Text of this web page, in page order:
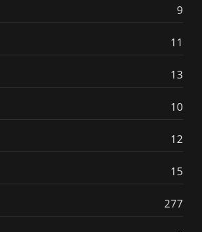
9
11
13
10
12
15
277